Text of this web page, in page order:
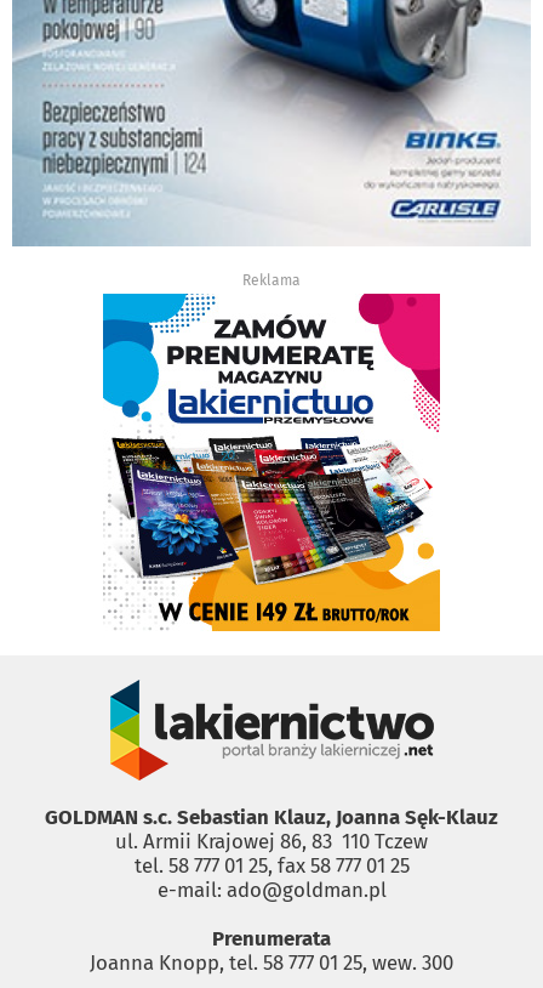
Reklama
GOLDMAN s.c. Sebastian Klauz, Joanna Sęk-Klauz
ul. Armii Krajowej 86, 83 ­ 110 Tczew
tel. 58 777 01 25, fax 58 777 01 25
e-mail: ado@goldman.pl
Prenumerata
Joanna Knopp, tel. 58 777 01 25, wew. 300